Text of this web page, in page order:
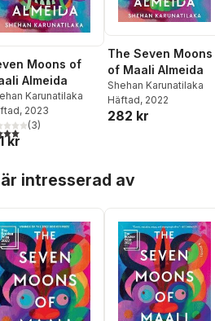
röster:
Moons of
Almeida
Karunatilaka
, 2023
utav 5 stjärnor. Totalt antal röster:
(3)
kr
The Seven Moons
of Maali Almeida
Shehan Karunatilaka
Häftad, 2022
282 kr
intresserad av